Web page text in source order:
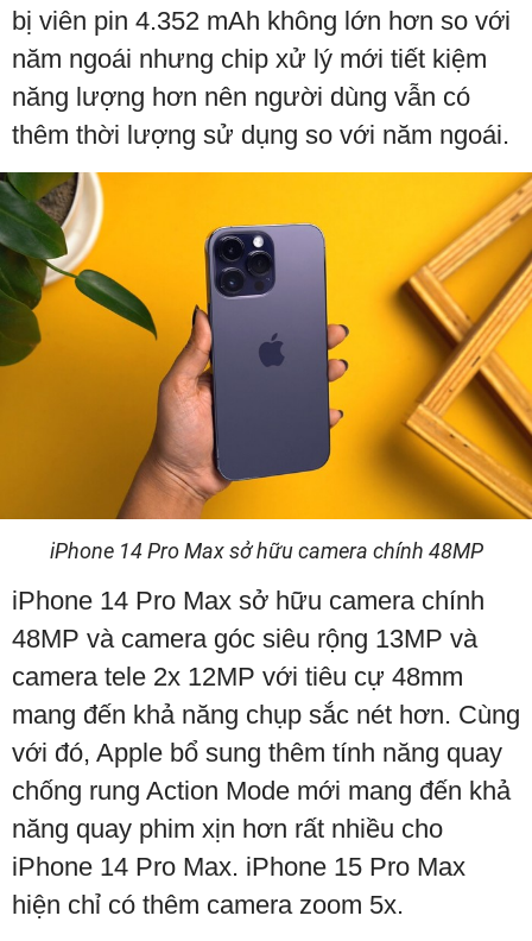
bị viên pin 4.352 mAh không lớn hơn so với
năm ngoái nhưng chip xử lý mới tiết kiệm
năng lượng hơn nên người dùng vẫn có
thêm thời lượng sử dụng so với năm ngoái.
iPhone 14 Pro Max sở hữu camera chính 48MP
iPhone 14 Pro Max sở hữu camera chính
48MP và camera góc siêu rộng 13MP và
camera tele 2x 12MP với tiêu cự 48mm
mang đến khả năng chụp sắc nét hơn. Cùng
với đó, Apple bổ sung thêm tính năng quay
chống rung Action Mode mới mang đến khả
năng quay phim xịn hơn rất nhiều cho
iPhone 14 Pro Max. iPhone 15 Pro Max
hiện chỉ có thêm camera zoom 5x.